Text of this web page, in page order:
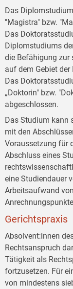
Das
"Magistra" bzw.
Das
Diplomstudiums
die Befähigung zur
auf dem Gebiet
Das
„Doktorin" bzw.
abgeschlossen.
Das Studium kann
mit den
Voraussetzung für
Abschluss eines
eine Studiendauer
Arbeitsaufwand
Gerichtspraxis
Absolvent:innen
Rechtsanspruch
Tätigkeit als
fortzusetzen. Für
von mindestens